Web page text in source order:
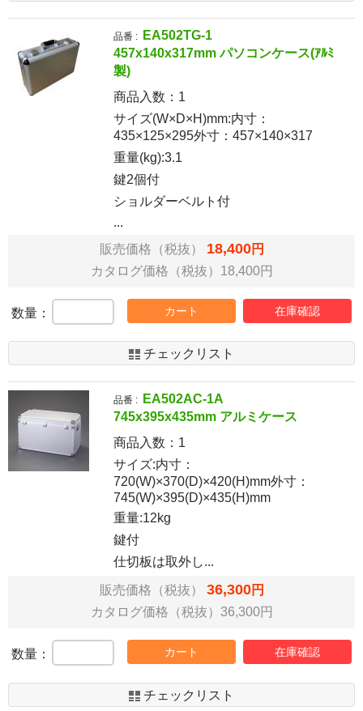
品番 :
EA502TG-1
457x140x317mm パソコンケース(ｱﾙﾐ
製)
商品入数： 1
サイズ(W×D×H)mm:内寸：
435×125×295外寸：457×140×317
重量(kg):3.1
鍵2個付
ショルダーベルト付
...
販売価格（税抜） 18,400円
カタログ価格（税抜）18,400円
数量： カート 在庫確認
チェックリスト
品番 :
EA502AC-1A
745x395x435mm アルミケース
商品入数： 1
サイズ:内寸：
720(W)×370(D)×420(H)mm外寸：
745(W)×395(D)×435(H)mm
重量:12kg
鍵付
仕切板は取外し...
販売価格（税抜） 36,300円
カタログ価格（税抜）36,300円
数量： カート 在庫確認
チェックリスト